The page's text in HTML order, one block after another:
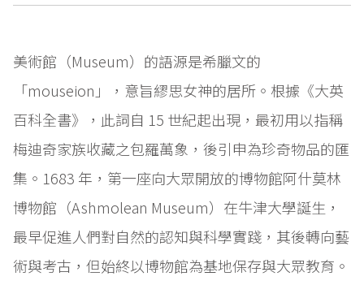
美術館（Museum）的語源是希臘文的
「mouseion」，意旨繆思女神的居所。根據《大英
百科全書》，此詞自 15 世紀起出現，最初用以指稱
梅迪奇家族收藏之包羅萬象，後引申為珍奇物品的匯
集。1683 年，第一座向大眾開放的博物館阿什莫林
博物館（Ashmolean Museum）在牛津大學誕生，
最早促進人們對自然的認知與科學實踐，其後轉向藝
術與考古，但始終以博物館為基地保存與大眾教育。